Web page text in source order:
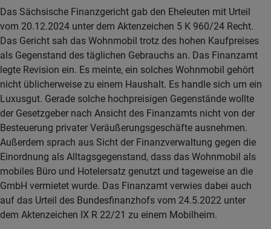
Das Sächsische Finanzgericht gab den Eheleuten mit Urteil
vom 20.12.2024 unter dem Aktenzeichen 5 K 960/24 Recht.
Das Gericht sah das Wohnmobil trotz des hohen Kaufpreises
als Gegenstand des täglichen Gebrauchs an. Das Finanzamt
legte Revision ein. Es meinte, ein solches Wohnmobil gehört
nicht üblicherweise zu einem Haushalt. Es handle sich um ein
Luxusgut. Gerade solche hochpreisigen Gegenstände wollte
der Gesetzgeber nach Ansicht des Finanzamts nicht von der
Besteuerung privater Veräußerungsgeschäfte ausnehmen.
Außerdem sprach aus Sicht der Finanzverwaltung gegen die
Einordnung als Alltagsgegenstand, dass das Wohnmobil als
mobiles Büro und Hotelersatz genutzt und tageweise an die
GmbH vermietet wurde. Das Finanzamt verwies dabei auch
auf das Urteil des Bundesfinanzhofs vom 24.5.2022 unter
dem Aktenzeichen IX R 22/21 zu einem Mobilheim.